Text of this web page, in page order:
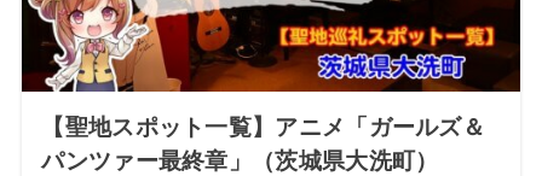
【聖地スポット一覧】アニメ「ガールズ＆
パンツァー最終章」（茨城県大洗町）